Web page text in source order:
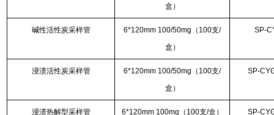
盒）
碱性活性炭采样管
6*120mm 100/50mg（100支/
盒）
SP-
浸渍活性炭采样管
6*120mm 100/50mg（100支/
盒）
SP-
浸渍热解型采样管 6*120mm 100mg（100支/盒） SP-